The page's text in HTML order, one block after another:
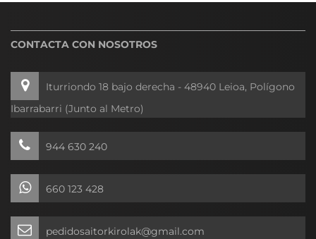
CONTACTA CON NOSOTROS
Iturriondo 18 bajo derecha - 48940 Leioa, Polígono
Ibarrabarri (Junto al Metro)
944 630 240
660 123 428
pedidosaitorkirolak@gmail.com